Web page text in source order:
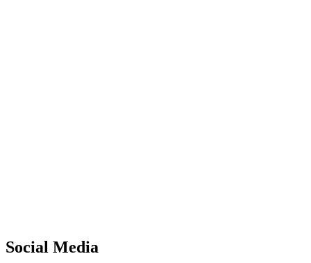
Social Media